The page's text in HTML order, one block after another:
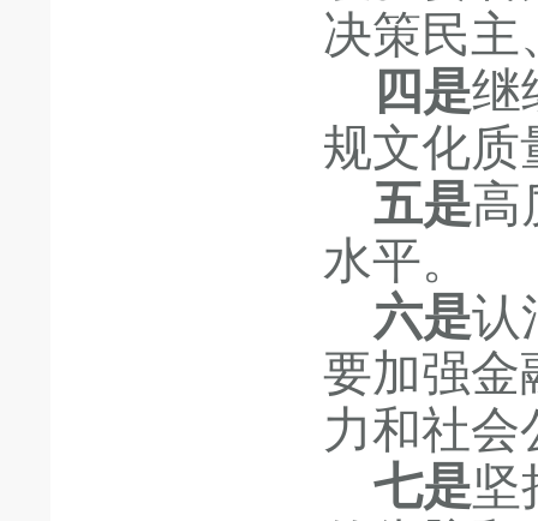
决策民主
四是继
规文化质
五是高
水平。
六是认
要加强金
力和社会
七是坚